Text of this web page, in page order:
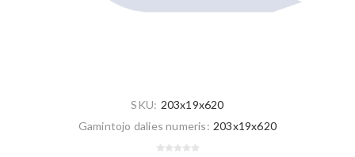
SKU: 203x19x620
Gamintojo dalies numeris: 203x19x620